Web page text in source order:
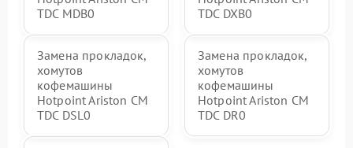
TDC MDB0
TDC DXB0
Замена прокладок,
хомутов
кофемашины
Hotpoint Ariston CM
TDC DSL0
Замена прокладок,
хомутов
кофемашины
Hotpoint Ariston CM
TDC DR0